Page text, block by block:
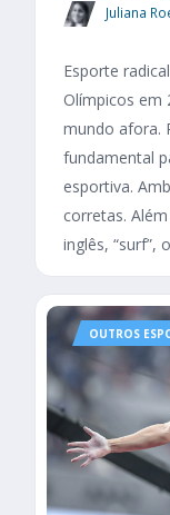
Juliana
Esporte
Olímpicos em
mundo afora.
fundamental
esportiva.
corretas.
inglês, “surf”,
OUTROS